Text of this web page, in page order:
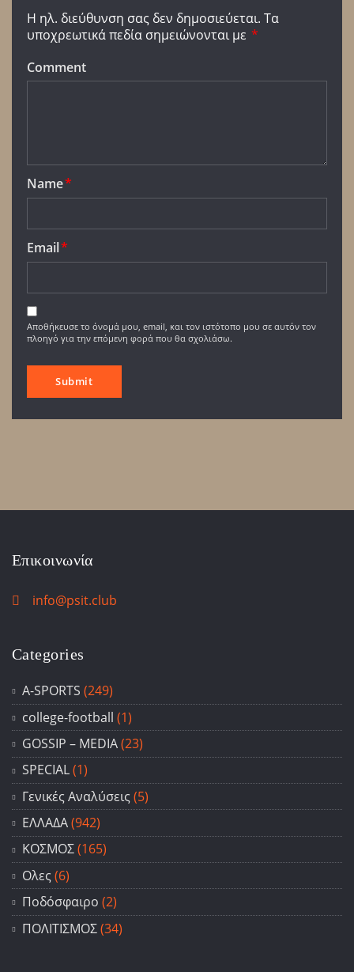
Η ηλ. διεύθυνση σας δεν δημοσιεύεται. Τα
υποχρεωτικά πεδία σημειώνονται με *
Comment
Name*
Email*
Αποθήκευσε το όνομά μου, email, και τον ιστότοπο μου σε αυτόν τον
πλοηγό για την επόμενη φορά που θα σχολιάσω.
Επικοινωνία
info@psit.club
Categories
A-SPORTS (249)
college-football (1)
GOSSIP – ΜΕDIA(23)
SPECIAL(1)
Γενικές Αναλύσεις (5)
ΕΛΛΑΔΑ(942)
ΚΟΣΜΟΣ(165)
Ολες (6)
Ποδόσφαιρο (2)
ΠΟΛΙΤΙΣΜΟΣ(34)